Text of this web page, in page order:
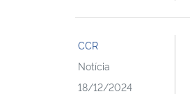
CCR
Notícia
18/12/2024